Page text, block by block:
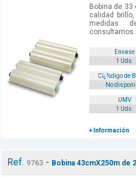
Bobina de
calidad
medidas
consultarnos.
Envase
1 Uds.
Cï¿½digo de
No
UMV
1 Uds.
+ Información
Ref. 9763 - Bobina 43cmX250m de